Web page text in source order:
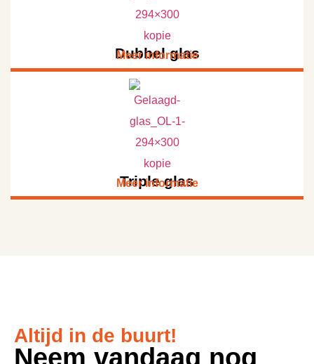
Dubbel glas
Meer informatie
Triple glas
Meer informatie
Altijd in de buurt!
Neem vandaag nog